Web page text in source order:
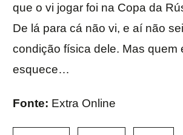
que o vi jogar foi na Copa da
De lá para cá não vi, e aí não
condição física dele. Mas quem
esquece…
Fonte: Extra Online